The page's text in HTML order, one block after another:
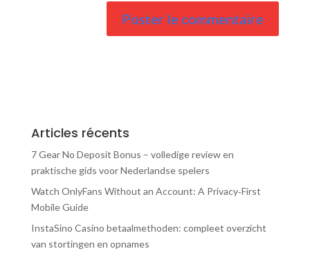
Articles récents
7 Gear No Deposit Bonus – volledige review en
praktische gids voor Nederlandse spelers
Watch OnlyFans Without an Account: A Privacy‑First
Mobile Guide
InstaSino Casino betaalmethoden: compleet overzicht
van stortingen en opnames